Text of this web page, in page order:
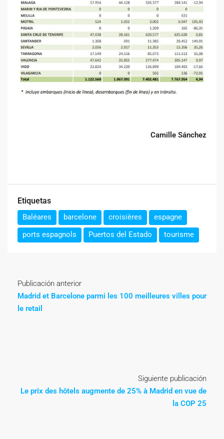
Camille Sánchez
Etiquetas
Baléares barcelone croisières
espagne
ports espagnols
Puertos del Estado tourisme
Publicación anterior
Madrid et Barcelone parmi les 100 meilleures villes pour
le retail
Siguiente publicación
Le prix des hôtels augmente de 25% à Madrid en vue de
la COP 25